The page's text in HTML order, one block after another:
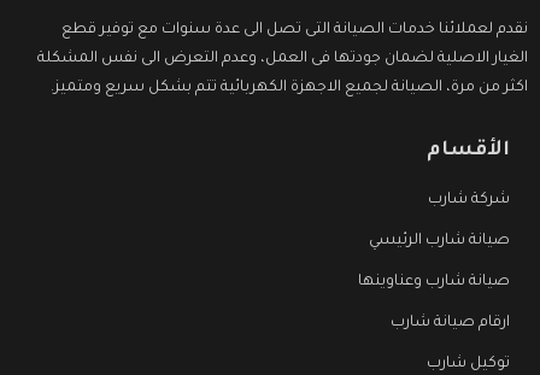
نقدم لعملائنا خدمات الصيانة التى تصل الى عدة سنوات مع توفير قطع
الغيار الاصلية لضمان جودتها فى العمل، وعدم التعرض الى نفس المشكلة
اكثر من مرة، الصيانة لجميع الاجهزة الكهربائية تتم بشكل سريع ومتميز.
الأقسام
شركة شارب
صيانة شارب الرئيسي
صيانة شارب وعناوينها
ارقام صيانة شارب
توكيل شارب